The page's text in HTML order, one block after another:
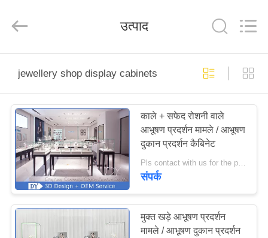
उत्पाद
वीडियो
हमारे
बारे
Furniture
Rights
उत्पाद
jewellery shop display cabinets
काले + सफेद रोशनी वाले
आभूषण प्रदर्शन मामले / आभूषण
दुकान प्रदर्शन कैबिनेट
Pls contact with us for the price information MOQ:10 पीसी / आभूषण दुकान प्रदर्शन कैबिनेट
संपर्क
मुक्त खड़े आभूषण प्रदर्शन
मामले / आभूषण दुकान प्रदर्शन